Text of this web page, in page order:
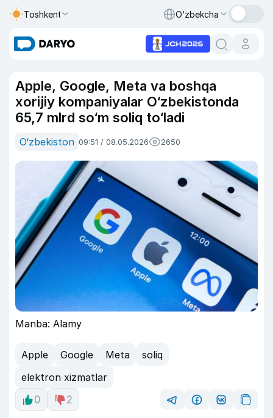
Toshkent O‘zbekcha
Apple, Google, Meta va boshqa
xorijiy kompaniyalar O‘zbekistonda
65,7 mlrd so‘m soliq to‘ladi
O‘zbekiston 09:51 / 08.05.2026 2650
Manba: Alamy
Apple Google Meta
soliq
elektron xizmatlar
0
2